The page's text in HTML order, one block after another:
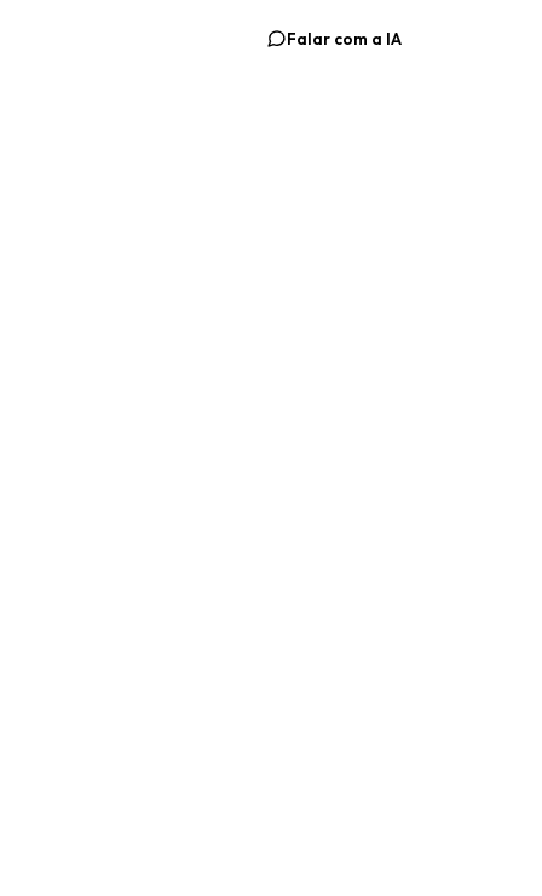
Falar com a IA